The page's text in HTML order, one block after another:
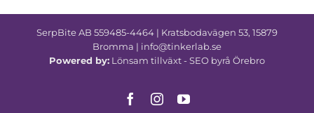
SerpBite AB 559485-4464 | Kratsbodavägen 53, 15879
Bromma | info@tinkerlab.se
Powered by: Lönsam tillväxt -SEO byrå Örebro
FacebookInstagramYouTube